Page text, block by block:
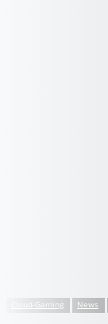
Cloud-Gaming News